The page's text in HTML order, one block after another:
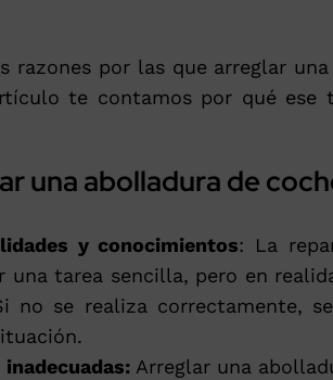
razones por las que arreglar
te contamos por qué ese
una abolladura de
y conocimientos: La
una tarea sencilla, pero en
no se realiza correctamente,
Arreglar una